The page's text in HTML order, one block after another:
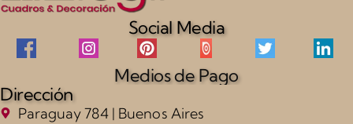
Social Media
Medios de Pago
Dirección
Paraguay 784 | Buenos Aires